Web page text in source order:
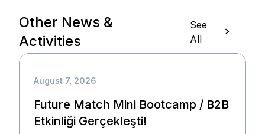
Other News &
Activities
See
All
August 7, 2026
Future Match Mini Bootcamp / B2B
Etkinliği Gerçekleşti!